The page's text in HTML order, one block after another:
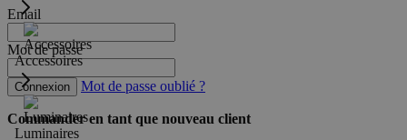
Accessoires
Luminaires
Email
Mot de passe
Connexion Mot de passe oublié ?
Commander en tant que nouveau client